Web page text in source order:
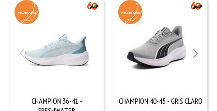
CHAMPION 36-41 -
CHAMPION 40-45 - GRIS CLARO